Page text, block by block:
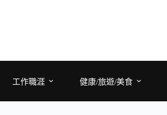
工作職涯 健康/旅遊/美食